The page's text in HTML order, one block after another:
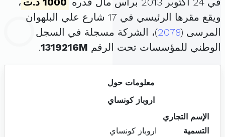
ويقع مقرها الرئيسي في 17 شارع علي البلهوان
المرسى (2078)، الشركة مسجلة في السجل
الوطني للمؤسسات تحت الرقم 1319216M
.
معلومات حول
اروباز كونساي
الإسم التجاري
التسمية
اروباز كونساي